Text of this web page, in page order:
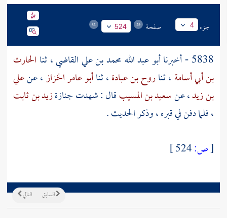
جزء 4 صفحة 524
5838 - أخبرنا أبو عبد الله محمد بن علي القاضي، ثنا الحارث
بن أبي أسامة ، ثناروح بن عبادة، ثناأبو عامر الخزاز، عنعلي
بن زيد، عنسعيد بن المسيبقال : شهدت جنازةزيد بن ثابت
، فلما دفن في قبره ، وذكر الحديث .
[ص:
التالي السابق